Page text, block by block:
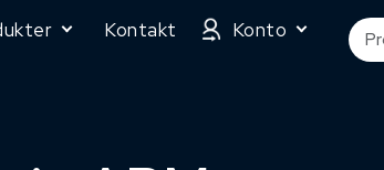
Kontakt Konto